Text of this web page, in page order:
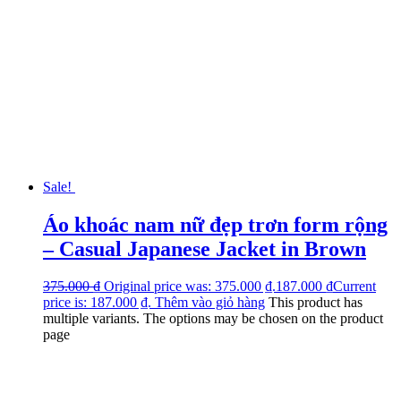
Sale!
Áo khoác nam nữ đẹp trơn form rộng
– Casual Japanese Jacket in Brown
375.000₫ Original price was: 375.000 ₫.187.000 ₫Current
price is: 187.000 ₫. Thêm vào giỏ hàng This product has
multiple variants. The options may be chosen on the product
page